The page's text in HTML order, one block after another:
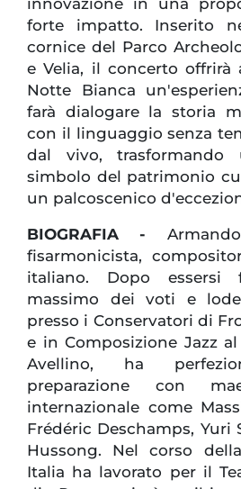
innovazione in una
forte impatto. Inserito
cornice del Parco
e Velia, il concerto offrirà
Notte Bianca
farà dialogare la storia
con il linguaggio senza
dal vivo,
simbolo del patrimonio
un palcoscenico
BIOGRAFIA -
fisarmonicista,
italiano. Dopo
massimo dei voti e
presso i Conservatori di
e in Composizione Jazz
Avellino, ha
preparazione con
internazionale come
Frédéric Deschamps, Yuri
Hussong. Nel corso
Italia ha lavorato per il